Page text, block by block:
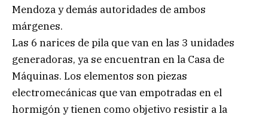
Mendoza y demás autoridades de ambos
márgenes.
Las 6 narices de pila que van en las 3 unidades
generadoras, ya se encuentran en la Casa de
Máquinas. Los elementos son piezas
electromecánicas que van empotradas en el
hormigón y tienen como objetivo resistir a la